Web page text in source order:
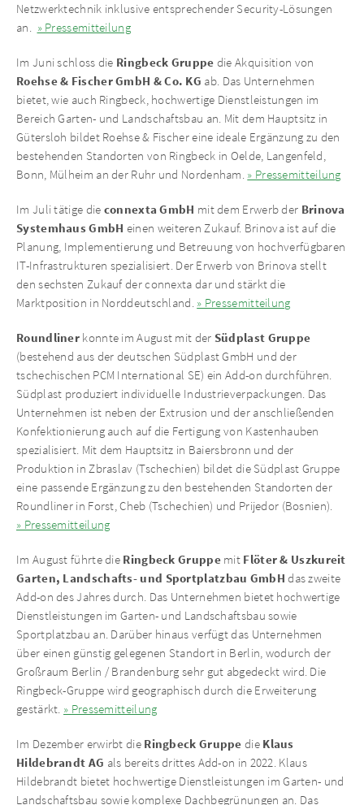
Netzwerktechnik inklusive entsprechender Security-Lösungen
an. » Pressemitteilung
Im Juni schloss die Ringbeck Gruppe die Akquisition von
Roehse & Fischer GmbH & Co. KG ab. Das Unternehmen
bietet, wie auch Ringbeck, hochwertige Dienstleistungen im
Bereich Garten- und Landschaftsbau an. Mit dem Hauptsitz in
Gütersloh bildet Roehse & Fischer eine ideale Ergänzung zu den
bestehenden Standorten von Ringbeck in Oelde, Langenfeld,
Bonn, Mülheim an der Ruhr und Nordenham. » Pressemitteilung
Im Juli tätige die connexta GmbH mit dem Erwerb der Brinova
Systemhaus GmbH einen weiteren Zukauf. Brinova ist auf die
Planung, Implementierung und Betreuung von hochverfügbaren
IT-Infrastrukturen spezialisiert. Der Erwerb von Brinova stellt
den sechsten Zukauf der connexta dar und stärkt die
Marktposition in Norddeutschland. » Pressemitteilung
Roundliner konnte im August mit der Südplast Gruppe
(bestehend aus der deutschen Südplast GmbH und der
tschechischen PCM International SE) ein Add-on durchführen.
Südplast produziert individuelle Industrieverpackungen. Das
Unternehmen ist neben der Extrusion und der anschließenden
Konfektionierung auch auf die Fertigung von Kastenhauben
spezialisiert. Mit dem Hauptsitz in Baiersbronn und der
Produktion in Zbraslav (Tschechien) bildet die Südplast Gruppe
eine passende Ergänzung zu den bestehenden Standorten der
Roundliner in Forst, Cheb (Tschechien) und Prijedor (Bosnien).
» Pressemitteilung
Im August führte die Ringbeck Gruppemit Flöter & Uszkureit
Garten, Landschafts- und Sportplatzbau GmbH das zweite
Add-on des Jahres durch. Das Unternehmen bietet hochwertige
Dienstleistungen im Garten- und Landschaftsbau sowie
Sportplatzbau an. Darüber hinaus verfügt das Unternehmen
über einen günstig gelegenen Standort in Berlin, wodurch der
Großraum Berlin / Brandenburg sehr gut abgedeckt wird. Die
Ringbeck-Gruppe wird geographisch durch die Erweiterung
gestärkt. » Pressemitteilung
Im Dezember erwirbt die Ringbeck Gruppe die Klaus
Hildebrandt AG als bereits drittes Add-on in 2022. Klaus
Hildebrandt bietet hochwertige Dienstleistungen im Garten- und
Landschaftsbau sowie komplexe Dachbegrünungen an. Das